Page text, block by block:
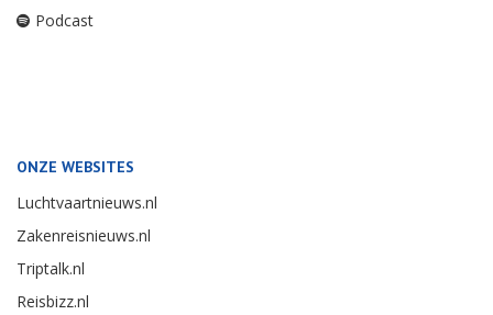
Podcast
ONZE WEBSITES
Luchtvaartnieuws.nl
Zakenreisnieuws.nl
Triptalk.nl
Reisbizz.nl